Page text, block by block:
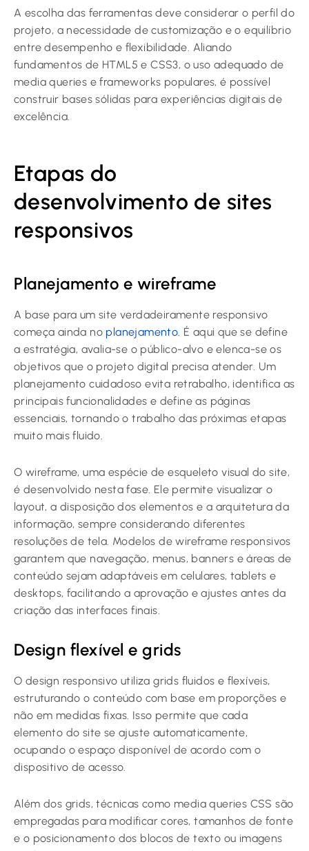
A escolha das ferramentas deve considerar o perfil do
projeto, a necessidade de customização e o equilíbrio
entre desempenho e flexibilidade. Aliando
fundamentos de HTML5 e CSS3, o uso adequado de
media queries e frameworks populares, é possível
construir bases sólidas para experiências digitais de
excelência.
Etapas do
desenvolvimento de sites
responsivos
Planejamento e wireframe
A base para um site verdadeiramente responsivo
começa ainda no planejamento . É aqui que se define
a estratégia, avalia-se o público-alvo e elenca-se os
objetivos que o projeto digital precisa atender. Um
planejamento cuidadoso evita retrabalho, identifica as
principais funcionalidades e define as páginas
essenciais, tornando o trabalho das próximas etapas
muito mais fluido.
O wireframe, uma espécie de esqueleto visual do site,
é desenvolvido nesta fase. Ele permite visualizar o
layout, a disposição dos elementos e a arquitetura da
informação, sempre considerando diferentes
resoluções de tela. Modelos de wireframe responsivos
garantem que navegação, menus, banners e áreas de
conteúdo sejam adaptáveis em celulares, tablets e
desktops, facilitando a aprovação e ajustes antes da
criação das interfaces finais.
Design flexível e grids
O design responsivo utiliza grids fluidos e flexíveis,
estruturando o conteúdo com base em proporções e
não em medidas fixas. Isso permite que cada
elemento do site se ajuste automaticamente,
ocupando o espaço disponível de acordo com o
dispositivo de acesso.
Além dos grids, técnicas como media queries CSS são
empregadas para modificar cores, tamanhos de fonte
e o posicionamento dos blocos de texto ou imagens